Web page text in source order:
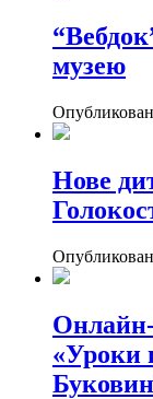
музею
Нове
«Уроки